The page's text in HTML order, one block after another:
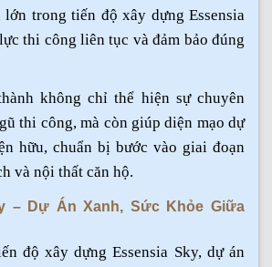
trong tiến độ xây dựng Essensia
thi công liên tục và đảm bảo đúng
không chỉ thể hiện sự chuyên
thi công, mà còn giúp diện mạo dự
hữu, chuẩn bị bước vào giai đoạn
và nội thất căn hộ.
– Dự Án Xanh, Sức Khỏe Giữa
độ xây dựng Essensia Sky, dự án